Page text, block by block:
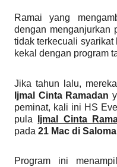
Ramai yang
dengan menganjurkan
tidak terkecuali syarikat
kekal dengan program
Jika tahun lalu,
Ijmal Cinta Ramadan
peminat, kali ini HS
pula
Ijmal Cinta
pada 21 Mac di
Program ini